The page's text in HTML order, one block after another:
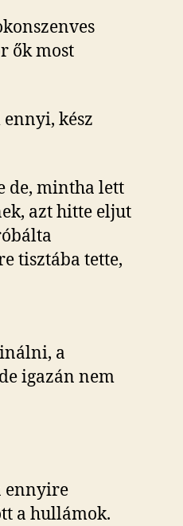
ők most
kész
de, mintha lett
azt hitte eljut
tisztába tette,
a
igazán nem
ennyire
a hullámok.